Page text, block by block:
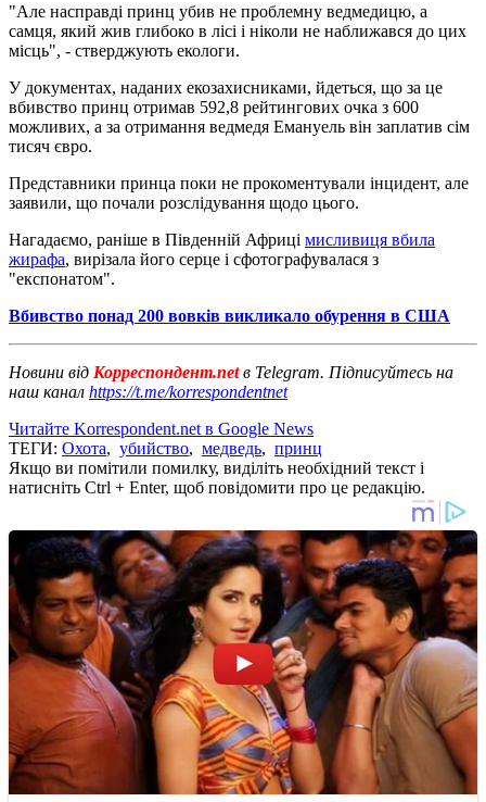
"Але насправді принц убив не проблемну ведмедицю, а
самця, який жив глибоко в лісі і ніколи не наближався до цих
місць", - стверджують екологи.
У документах, наданих екозахисниками, йдеться, що за це
вбивство принц отримав 592,8 рейтингових очка з 600
можливих, а за отримання ведмедя Емануель він заплатив сім
тисяч євро.
Представники принца поки не прокоментували інцидент, але
заявили, що почали розслідування щодо цього.
Нагадаємо, раніше в Південній Африці мисливиця вбила
жирафа, вирізала його серце і сфотографувалася з
"експонатом".
Вбивство понад 200 вовків викликало обурення в США
Новини від Корреспондент.netв Telegram. Підписуйтесь на
наш канал https://t.me/korrespondentnet
Читайте Korrespondent.net в Google News
ТЕГИ: Охота, убийство, медведь, принц
Якщо ви помітили помилку, виділіть необхідний текст і
натисніть Ctrl + Enter, щоб повідомити про це редакцію.